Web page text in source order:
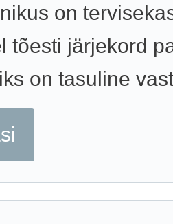
on
tõesti järjekord
on tasuline